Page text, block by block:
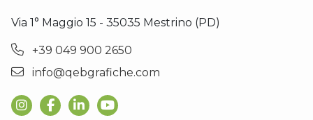
Via 1° Maggio 15 - 35035 Mestrino (PD)
+39 049 900 2650
info@qebgrafiche.com